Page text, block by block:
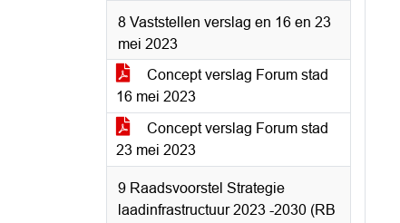
8 Vaststellen verslag en 16 en 23
mei 2023
Concept verslag Forum stad
16 mei 2023
Concept verslag Forum stad
23 mei 2023
9 Raadsvoorstel Strategie
laadinfrastructuur 2023 -2030 (RB